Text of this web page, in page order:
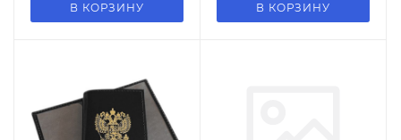
В КОРЗИНУ В КОРЗИНУ